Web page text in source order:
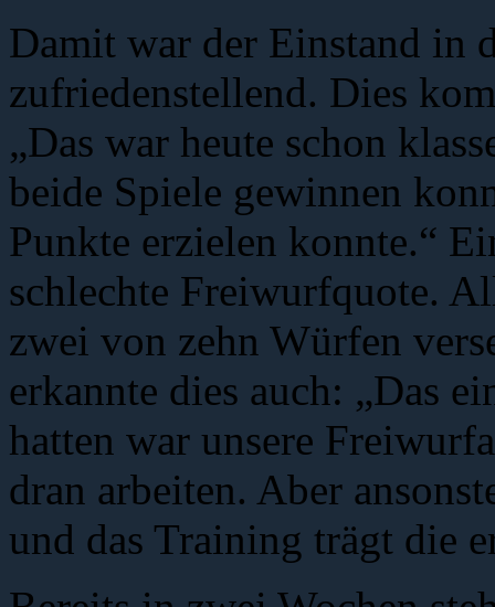
Damit war der Einstand in
zufriedenstellend. Dies
„Das war heute schon
beide Spiele gewinnen
Punkte erzielen konnte.“
schlechte Freiwurfquote.
zwei von zehn Würfen
erkannte dies auch: „Das
hatten war unsere
dran arbeiten. Aber
und das Training trägt die